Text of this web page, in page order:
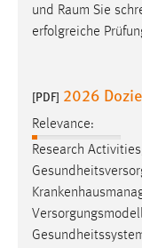
und Raum Sie
erfolgreiche
[PDF] 2026
Relevance:
Research